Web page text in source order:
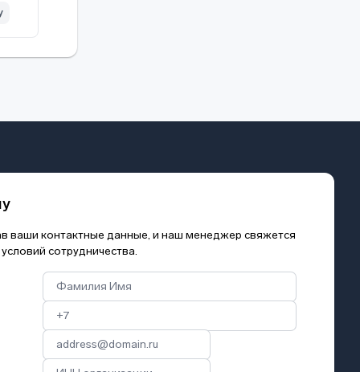
ваши контактные данные, и наш менеджер свяжется
сотрудничества.